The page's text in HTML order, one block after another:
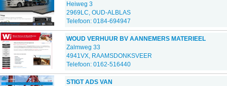
Heiweg 3
2969LC, OUD-ALBLAS
Telefoon: 0184-694947
WOUD VERHUUR BV AANNEMERS MATERIEEL
Zalmweg 33
4941VX, RAAMSDONKSVEER
Telefoon: 0162-516440
STIGT ADS VAN